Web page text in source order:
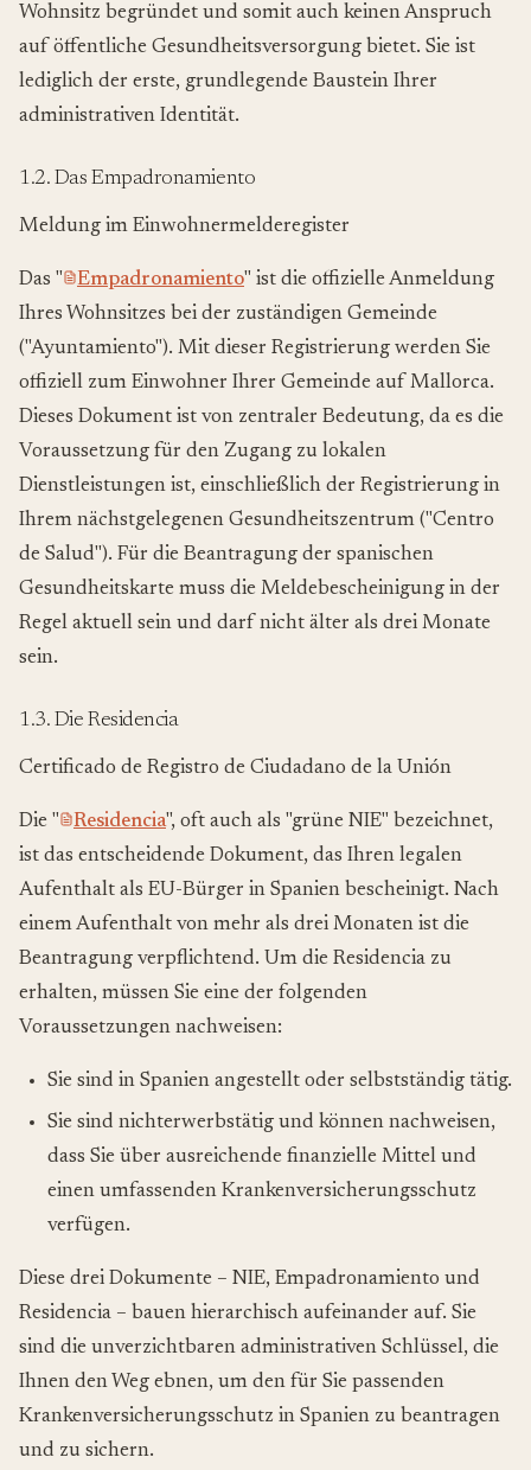
Wohnsitz begründet und somit auch keinen Anspruch
auf öffentliche Gesundheitsversorgung bietet. Sie ist
lediglich der erste, grundlegende Baustein Ihrer
administrativen Identität.
1.2. Das Empadronamiento
Meldung im Einwohnermelderegister
Das " Empadronamiento" ist die offizielle Anmeldung
Ihres Wohnsitzes bei der zuständigen Gemeinde
("Ayuntamiento"). Mit dieser Registrierung werden Sie
offiziell zum Einwohner Ihrer Gemeinde auf Mallorca.
Dieses Dokument ist von zentraler Bedeutung, da es die
Voraussetzung für den Zugang zu lokalen
Dienstleistungen ist, einschließlich der Registrierung in
Ihrem nächstgelegenen Gesundheitszentrum ("Centro
de Salud"). Für die Beantragung der spanischen
Gesundheitskarte muss die Meldebescheinigung in der
Regel aktuell sein und darf nicht älter als drei Monate
sein.
1.3. Die Residencia
Certificado de Registro de Ciudadano de la Unión
Die " Residencia", oft auch als "grüne NIE" bezeichnet,
ist das entscheidende Dokument, das Ihren legalen
Aufenthalt als EU-Bürger in Spanien bescheinigt. Nach
einem Aufenthalt von mehr als drei Monaten ist die
Beantragung verpflichtend. Um die Residencia zu
erhalten, müssen Sie eine der folgenden
Voraussetzungen nachweisen:
Sie sind in Spanien angestellt oder selbstständig tätig.
Sie sind nichterwerbstätig und können nachweisen,
dass Sie über ausreichende finanzielle Mittel und
einen umfassenden Krankenversicherungsschutz
verfügen.
Diese drei Dokumente – NIE, Empadronamiento und
Residencia – bauen hierarchisch aufeinander auf. Sie
sind die unverzichtbaren administrativen Schlüssel, die
Ihnen den Weg ebnen, um den für Sie passenden
Krankenversicherungsschutz in Spanien zu beantragen
und zu sichern.